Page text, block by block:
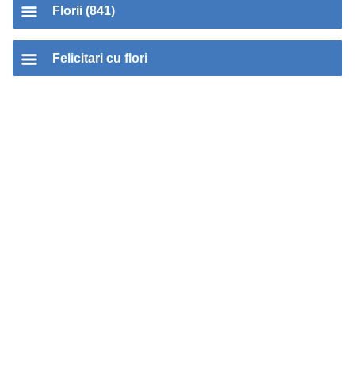
Florii (841)
Felicitari cu flori